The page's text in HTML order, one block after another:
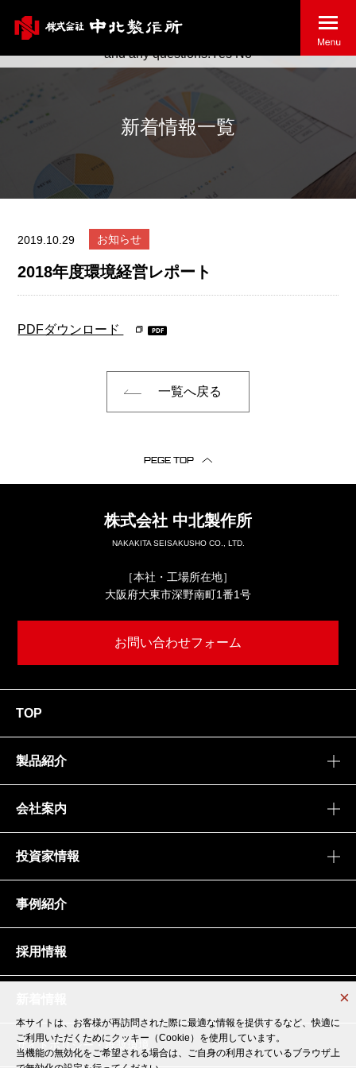
本サイトは、お客様が再訪問された際に最適な情報を提供するなど、快適に
ご利用いただくためにクッキー（Cookie）を使用しています。
当機能の無効化をご希望される場合は、ご自身の利用されているブラウザ上
新着情報一覧
2019.10.29 お知らせ
2018年度環境経営レポート
PDFダウンロード
一覧へ戻る
本サイトは、お客様が再訪問された際に最適な情報を提供するなど、快適に
ご利用いただくためにクッキー（Cookie）を使用しています。
当機能の無効化をご希望される場合は、ご自身の利用されているブラウザ上
PEGE TOP
株式会社 中北製作所
NAKAKITA SEISAKUSHO CO., LTD.
［本社・工場所在地］
大阪府大東市深野南町1番1号
お問い合わせフォーム
TOP
製品紹介
会社案内
投資家情報
事例紹介
採用情報
サイトポリシー・推奨環境
May we use cookies to track your activities? We take your
privacy very seriously. Please see our privacy policy for details
and any questions.Yes No